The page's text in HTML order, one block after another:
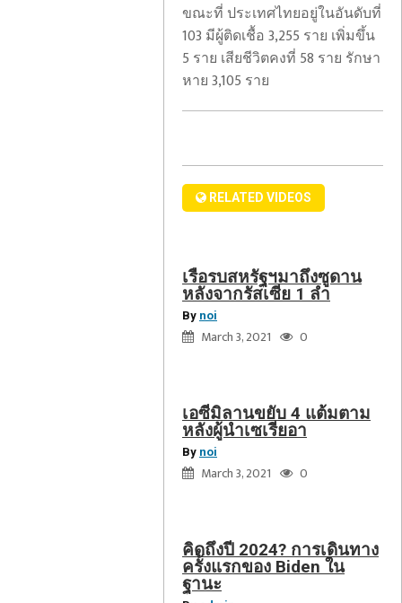
ขณะที่ ประเทศไทยอยู่ในอันดับที่
103 มีผู้ติดเชื้อ 3,255 ราย เพิ่มขึ้น
5 ราย เสียชีวิตคงที่ 58 ราย รักษา
หาย 3,105 ราย
RELATED VIDEOS
เรือรบ
สหรัฐฯ
มา
ถึง
ซูดาน
รัสเซีย
1
ลำ
เรือรบสหรัฐฯมาถึงซูดาน
หลังจากรัสเซีย 1 ลำ
By noi
March 3, 2021 0
เอ
ซี
มิ
4
แต้ม
ตาม
ผู้
นำ
เซ
เรี
เอซีมิลานขยับ 4 แต้มตาม
หลังผู้นำเซเรียอา
By noi
March 3, 2021 0
ปี
2024?
การ
เดิน
แรก
ของ
Biden
ใน
คิดถึงปี 2024? การเดินทาง
ครั้งแรกของ Biden ใน
ฐานะ